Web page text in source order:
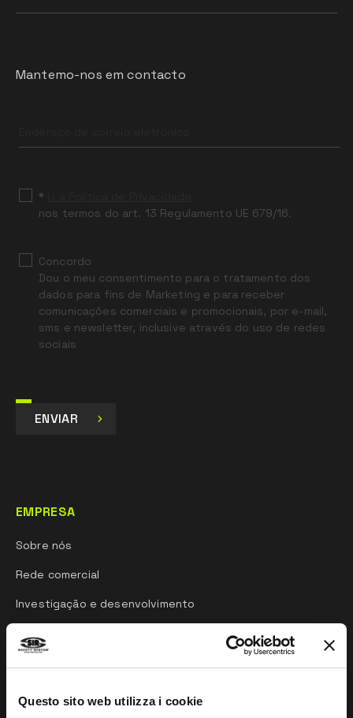
Questo sito web utilizza i cookie
Mantemo-nos em contacto
field
*
nos termos do art. 13 Regulamento UE 679/16.
Concordo
Dou o meu consentimento para o tratamento dos
dados para fins de Marketing e para receber
comunicações comerciais e promocionais, por e-mail,
sms e newsletter, inclusive através do uso de redes
sociais
ENVIAR
EMPRESA
Sobre nós
Rede comercial
Investigação e desenvolvimento
INFORMAÇÕES